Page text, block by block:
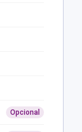
Opcional